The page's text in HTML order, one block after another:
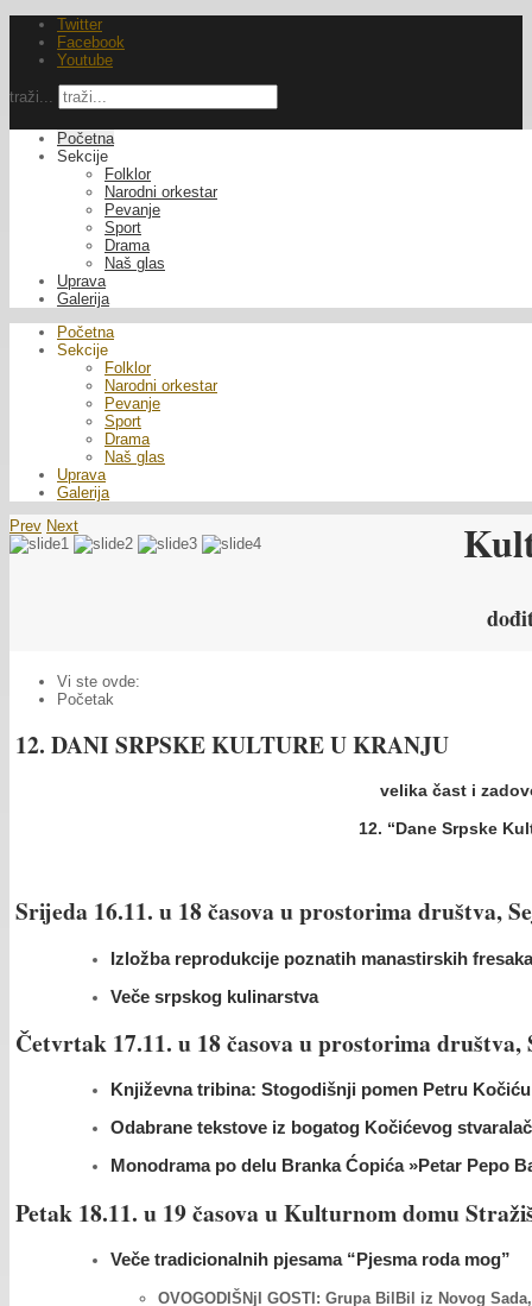
Twitter
Facebook
Youtube
traži...
Početna
Sekcije
Folklor
Narodni orkestar
Pevanje
Sport
Drama
Naš glas
Uprava
Galerija
Početna
Sekcije
Folklor
Narodni orkestar
Pevanje
Sport
Drama
Naš glas
Uprava
Galerija
Prev Next
Vi ste ovde:
Početak
12. DANI SRPSKE KULTURE U KRANJU
velika čast i
12. “Dane Srpske
Srijeda 16.11. u 18 časova u prostorima društva,
Izložba reprodukcije poznatih manastirskih
Veče srpskog kulinarstva
Četvrtak 17.11. u 18 časova u prostorima
Književna tribina: Stogodišnji pomen Petru
Odabrane tekstove iz bogatog Kočićevog
Monodrama po delu Branka Ćopića »Petar Pepo
Petak 18.11. u 19 časova u Kulturnom domu
Veče tradicionalnih pjesama “Pjesma roda mog”
OVOGODIŠNjI GOSTI: Grupa BilBil iz Novog